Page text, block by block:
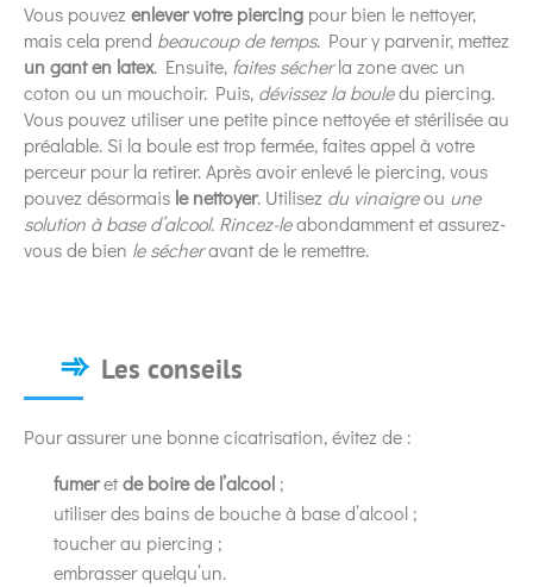
Vous pouvez enlever votre piercing pour bien le nettoyer,
mais cela prend beaucoup de temps. Pour y parvenir, mettez
un gant en latex. Ensuite, faites sécherla zone avec un
coton ou un mouchoir. Puis, dévissez la bouledu piercing.
Vous pouvez utiliser une petite pince nettoyée et stérilisée au
préalable. Si la boule est trop fermée, faites appel à votre
perceur pour la retirer. Après avoir enlevé le piercing, vous
pouvez désormais le nettoyer. Utilisez du vinaigreou une
solution à base d’alcool. Rincez-leabondamment et assurez-
vous de bien le sécheravant de le remettre.
Les conseils
Pour assurer une bonne cicatrisation, évitez de :
fumeretde boire de l’alcool ;
utiliser des bains de bouche à base d’alcool ;
toucher au piercing ;
embrasser quelqu’un.